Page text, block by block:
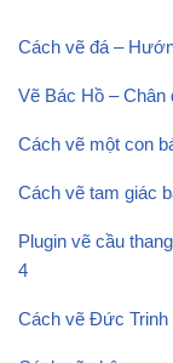
Cách vẽ đá –
Vẽ Bác Hồ – Chân
Cách vẽ một con
Cách vẽ tam giác
Plugin vẽ cầu
4
Cách vẽ Đức Trinh